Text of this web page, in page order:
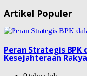
Artikel Populer
Peran Strategis
Kesejahteraan